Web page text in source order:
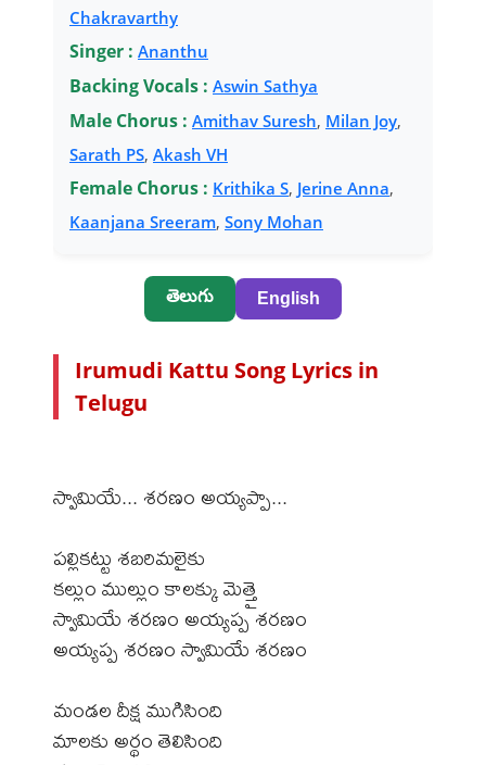
Chakravarthy
Singer : Ananthu
Backing Vocals : Aswin Sathya
Male Chorus : Amithav Suresh, Milan Joy,
Sarath PS, Akash VH
Female Chorus : Krithika S, Jerine Anna,
Kaanjana Sreeram, Sony Mohan
తెలుగు English
Irumudi Kattu Song Lyrics in
Telugu
స్వామియే... శరణం అయ్యప్పా...
పల్లికట్టు శబరిమలైకు
కల్లుం ముల్లుం కాలక్కు మెత్తై
స్వామియే శరణం అయ్యప్ప శరణం
అయ్యప్ప శరణం స్వామియే శరణం
మండల దీక్ష ముగిసింది
మాలకు అర్థం తెలిసింది